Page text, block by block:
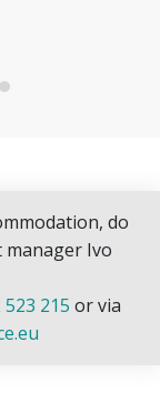
do
Ivo
523 215 or via